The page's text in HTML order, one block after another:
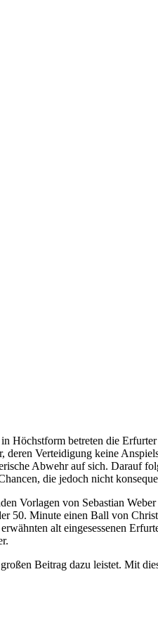
Höchstform betreten die
Verteidigung keine
Abwehr auf sich. Darauf
die jedoch nicht
Vorlagen von Sebastian
50. Minute einen Ball von
alt eingesessenen
Beitrag dazu leistet. Mit